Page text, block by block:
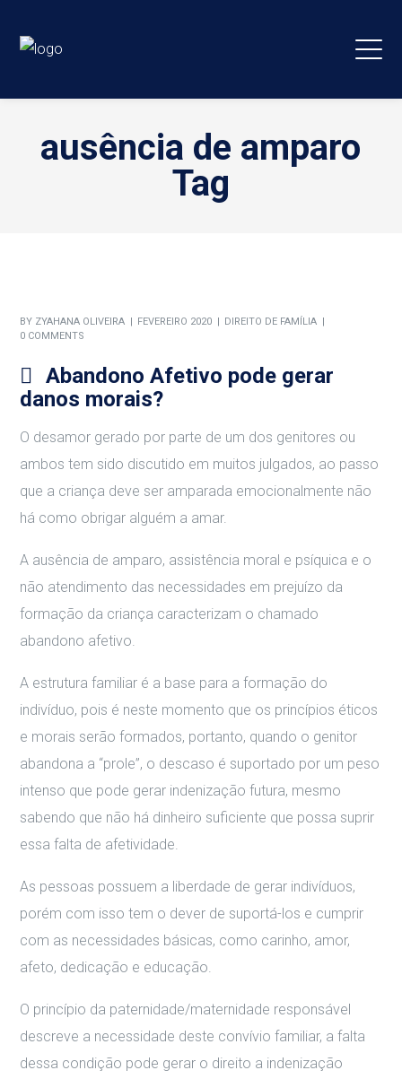
ausência de amparo
Tag
BY ZYAHANA OLIVEIRA FEVEREIRO 2020
DIREITO DE FAMÍLIA
0 COMMENTS
Abandono Afetivo pode gerar
danos morais?
O desamor gerado por parte de um dos genitores ou
ambos tem sido discutido em muitos julgados, ao passo
que a criança deve ser amparada emocionalmente não
há como obrigar alguém a amar.
A ausência de amparo, assistência moral e psíquica e o
não atendimento das necessidades em prejuízo da
formação da criança caracterizam o chamado
abandono afetivo.
A estrutura familiar é a base para a formação do
indivíduo, pois é neste momento que os princípios éticos
e morais serão formados, portanto, quando o genitor
abandona a “prole”, o descaso é suportado por um peso
intenso que pode gerar indenização futura, mesmo
sabendo que não há dinheiro suficiente que possa suprir
essa falta de afetividade.
As pessoas possuem a liberdade de gerar indivíduos,
porém com isso tem o dever de suportá-los e cumprir
com as necessidades básicas, como carinho, amor,
afeto, dedicação e educação.
O princípio da paternidade/maternidade responsável
descreve a necessidade deste convívio familiar, a falta
dessa condição pode gerar o direito a indenização